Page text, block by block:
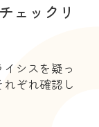
ェックリ
シスを疑っ
ぞれ確認し